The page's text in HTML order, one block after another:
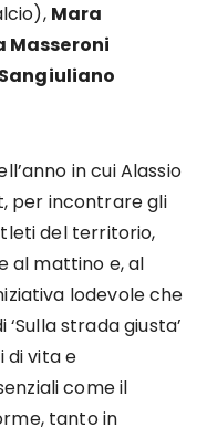
Mara
Masseroni
in cui Alassio
per incontrare gli
del territorio,
al mattino e, al
lodevole che
strada giusta’
di vita e
come il
tanto in